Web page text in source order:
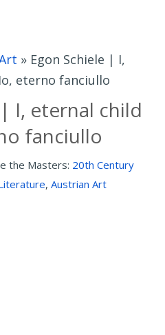
» Egon Schiele | I,
eterno fanciullo
I, eternal child
fanciullo
the Masters: 20th Century
, Austrian Art